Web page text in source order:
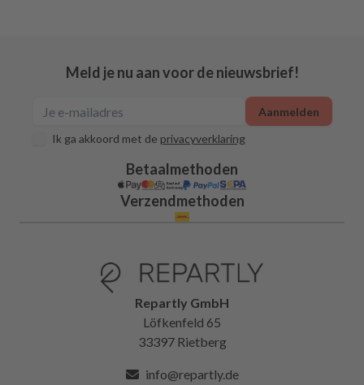
Meld je nu aan voor de nieuwsbrief!
Ik ga akkoord met de privacyverklaring
Aanmelden
Betaalmethoden
Verzendmethoden
Repartly GmbH
Löfkenfeld 65
33397 Rietberg
info@repartly.de